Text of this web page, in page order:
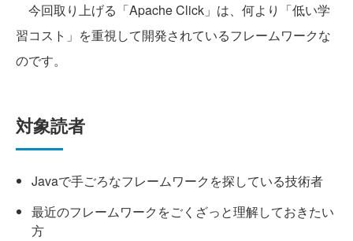
今回取り上げる「Apache Click」は、何より「低い学
習コスト」を重視して開発されているフレームワークな
のです。
対象読者
Javaで手ごろなフレームワークを探している技術者
最近のフレームワークをごくざっと理解しておきたい
方